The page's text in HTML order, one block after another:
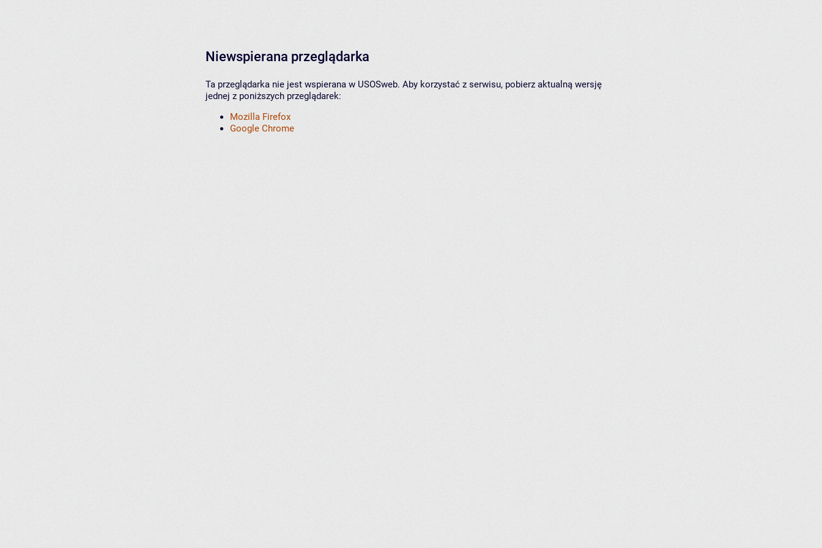
Niewspierana przeglądarka
Ta przeglądarka nie jest wspierana w USOSweb. Aby korzystać z serwisu, pobierz aktualną wersję
jednej z poniższych przeglądarek:
Mozilla Firefox
Google Chrome